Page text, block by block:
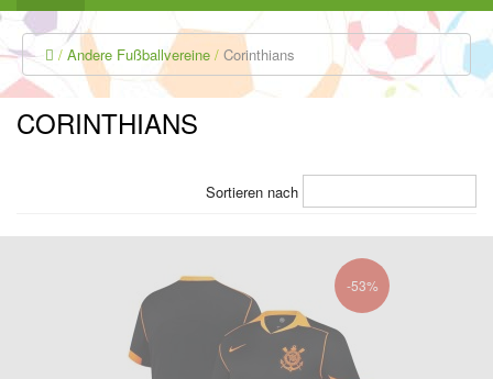
Andere Fußballvereine Corinthians
CORINTHIANS
Sortieren nach
-53%